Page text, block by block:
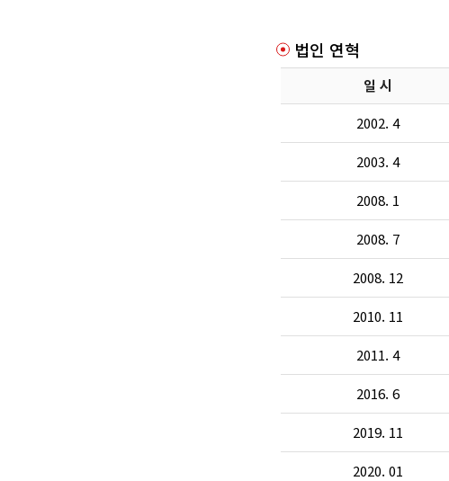
법인 연혁
일 시
2002. 4
2003. 4
2008. 1
2008. 7
2008. 12
2010. 11
2011. 4
2016. 6
2019. 11
2020. 01